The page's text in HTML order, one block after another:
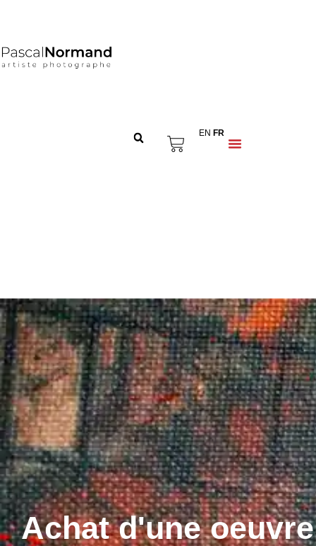
EN FR
Achat d'une oeuvre